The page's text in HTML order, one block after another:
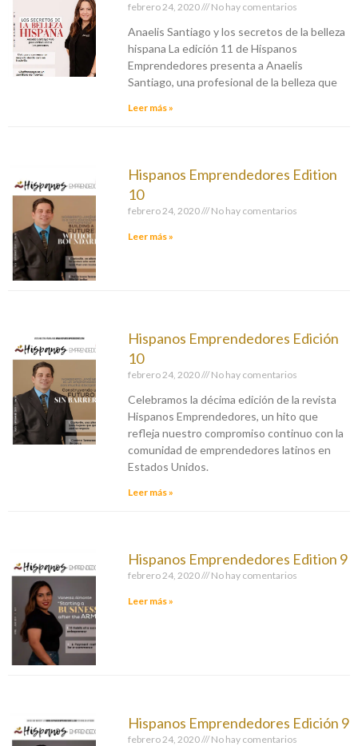
febrero 24, 2020 No hay comentarios
Anaelis Santiago y los secretos de la belleza
hispana La edición 11 de Hispanos
Emprendedores presenta a Anaelis
Santiago, una profesional de la belleza que
Leer más »
Hispanos Emprendedores Edition
10
febrero 24, 2020 No hay comentarios
Leer más »
Hispanos Emprendedores Edición
10
febrero 24, 2020 No hay comentarios
Celebramos la décima edición de la revista
Hispanos Emprendedores, un hito que
refleja nuestro compromiso continuo con la
comunidad de emprendedores latinos en
Estados Unidos.
Leer más »
Hispanos Emprendedores Edition 9
febrero 24, 2020 No hay comentarios
Leer más »
Hispanos Emprendedores Edición 9
febrero 24, 2020 No hay comentarios